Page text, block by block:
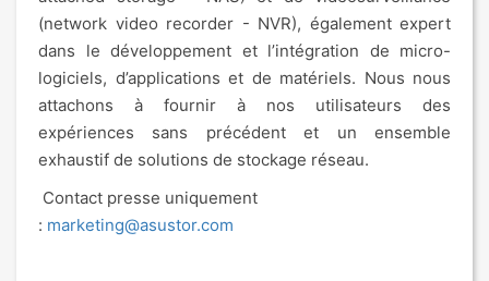
(network video recorder - NVR), également expert
dans le développement et l’intégration de micro-
logiciels, d’applications et de matériels. Nous nous
attachons à fournir à nos utilisateurs des
expériences sans précédent et un ensemble
exhaustif de solutions de stockage réseau.
Contact presse uniquement
: marketing@asustor.com